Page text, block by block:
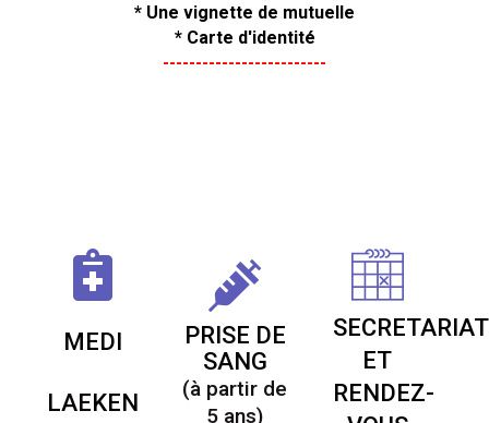
* Une vignette de mutuelle
* Carte d'identité
-------------------------
MEDI
LAEKEN
PRISE DE
SANG
(à partir de
5 ans)
SECRETARIAT
ET
RENDEZ-